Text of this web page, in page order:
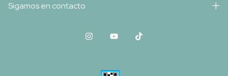
Sigamos en contacto